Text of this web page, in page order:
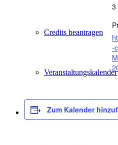
Credits beantragen
Veranstaltungskalender
SGMO-Events
3
-
Zum Kalender